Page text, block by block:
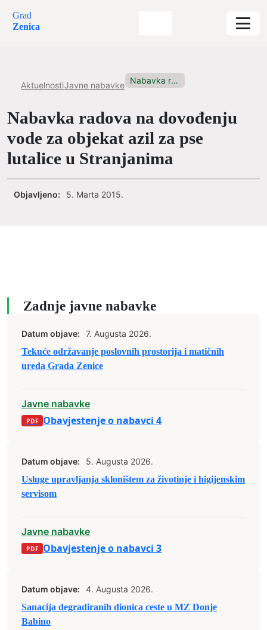
Grad
Zenica
AktuelnostiJavne nabavke Nabavka radova na dovođenju vode...
Nabavka radova na dovođenju
vode za objekat azil za pse
lutalice u Stranjanima
Objavljeno: 5. Marta 2015.
Zadnje javne nabavke
Datum objave:
7. Augusta 2026.
Tekuće održavanje poslovnih prostorija i matičnih
ureda Grada Zenice
Javne nabavke
Obavjestenje o nabavci 4
Datum objave:
5. Augusta 2026.
Usluge upravljanja skloništem za životinje i higijenskim
servisom
Javne nabavke
Obavjestenje o nabavci 3
Datum objave:
4. Augusta 2026.
Sanacija degradiranih dionica ceste u MZ Donje
Babino